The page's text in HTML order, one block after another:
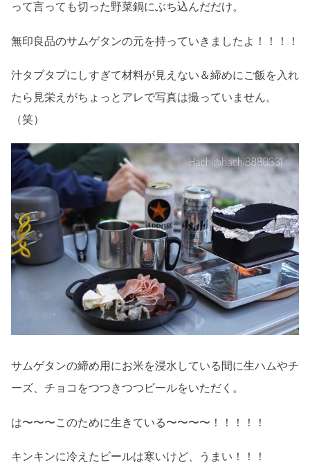
って言っても切った野菜鍋にぶち込んだだけ。
無印良品のサムゲタンの元を持っていきましたよ！！！！
汁タプタプにしすぎて材料が見えない＆締めにご飯を入れ
たら見栄えがちょっとアレで写真は撮っていません。
（笑）
サムゲタンの締め用にお米を浸水している間に生ハムやチ
ーズ、チョコをつつきつつビールをいただく。
は〜〜〜このために生きている〜〜〜〜！！！！！
キンキンに冷えたビールは寒いけど、うまい！！！